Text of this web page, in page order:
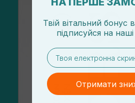
Твій вітальний бонус
підписуйся на
email
Отримати